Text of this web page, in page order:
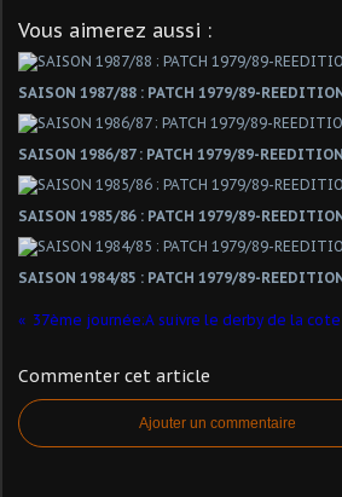
Vous aimerez aussi :
SAISON 1987/88 : PATCH 1979/89-
SAISON 1986/87 : PATCH 1979/89-
SAISON 1985/86 : PATCH 1979/89-
SAISON 1984/85 : PATCH 1979/89-
37ème journée:A suivre le derby de la cote
Commenter cet article
Ajouter un commentaire